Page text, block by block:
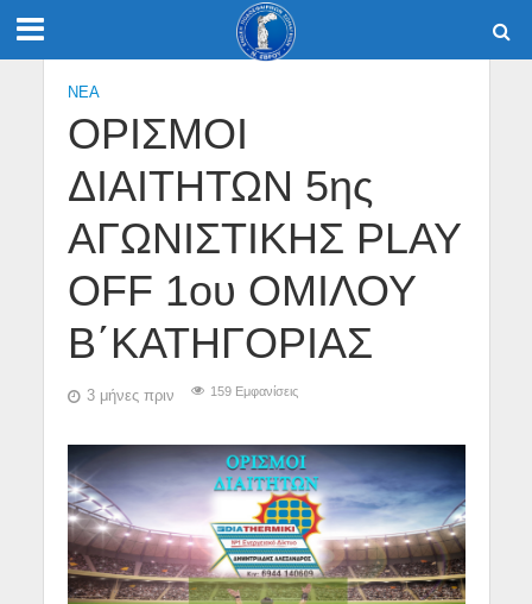
NEA
ΟΡΙΣΜΟΙ
ΔΙΑΙΤΗΤΩΝ 5ης
ΑΓΩΝΙΣΤΙΚΗΣ PLAY
OFF 1ου ΟΜΙΛΟΥ
Β΄ΚΑΤΗΓΟΡΙΑΣ
3 μήνες πριν 159 Εμφανίσεις